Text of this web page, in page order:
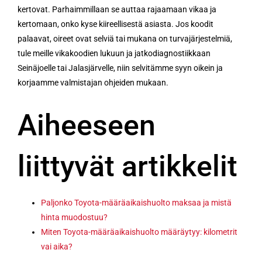
kertovat. Parhaimmillaan se auttaa rajaamaan vikaa ja
kertomaan, onko kyse kiireellisestä asiasta. Jos koodit
palaavat, oireet ovat selviä tai mukana on turvajärjestelmiä,
tule meille vikakoodien lukuun ja jatkodiagnostiikkaan
Seinäjoelle tai Jalasjärvelle, niin selvitämme syyn oikein ja
korjaamme valmistajan ohjeiden mukaan.
Aiheeseen
liittyvät artikkelit
Paljonko Toyota-määräaikaishuolto maksaa ja mistä
hinta muodostuu?
Miten Toyota-määräaikaishuolto määräytyy: kilometrit
vai aika?